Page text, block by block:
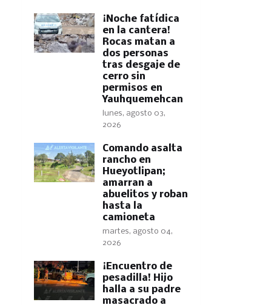
​¡Noche fatídica
en la cantera!
Rocas matan a
dos personas
tras desgaje de
cerro sin
permisos en
Yauhquemehcan
lunes, agosto 03,
2026
Comando asalta
rancho en
Hueyotlipan;
amarran a
abuelitos y roban
hasta la
camioneta
martes, agosto 04,
2026
​¡Encuentro de
pesadilla! Hijo
halla a su padre
masacrado a